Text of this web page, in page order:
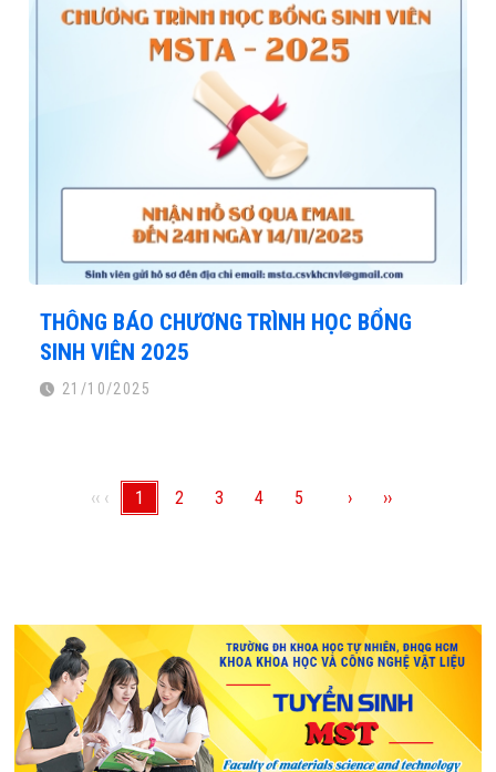
THÔNG BÁO CHƯƠNG TRÌNH HỌC BỔNG
SINH VIÊN 2025
21/10/2025
‹‹ ‹ 1 2 3 4 5 › ››